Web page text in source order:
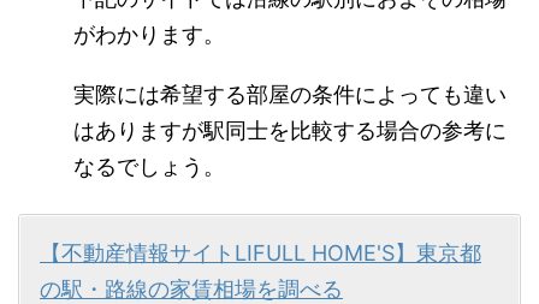
がわかります。
実際には希望する部屋の条件によっても違い
はありますが駅同士を比較する場合の参考に
なるでしょう。
【不動産情報サイトLIFULL HOME'S】東京都
の駅・路線の家賃相場を調べる